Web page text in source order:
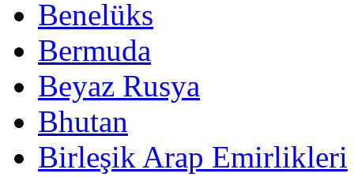
Benelüks
Bermuda
Beyaz Rusya
Bhutan
Birleşik Arap Emirlikleri